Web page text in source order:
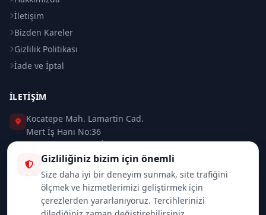
İletişim
Bizden Kareler
Gizlilik Politikası
İade ve İptal
İLETIŞIM
Kocatepe Mah. Lamartin Cad.
Mert İş Hanı No:36
Taksim / Beyoğlu / İSTANBUL
0 (212) 235 37 83
0 (532) 418 08 46
Gizliliğiniz bizim için önemli
Size daha iyi bir deneyim sunmak, site trafiğini
ölçmek ve hizmetlerimizi geliştirmek için
çerezlerden yararlanıyoruz. Tercihlerinizi